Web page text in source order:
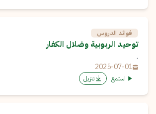
فوائد الدروس
توحيد الربوبية وضلال الكفار
.
2025-07-01
استمع تنزيل